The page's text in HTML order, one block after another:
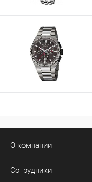
О компании
Сотрудники